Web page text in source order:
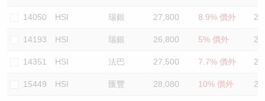
14050 HSI 瑞銀 27,800 8.9% 價外
14193 HSI 瑞銀 26,800 5% 價外
14351 HSI 法巴 27,500 7.7% 價外
15449 HSI 匯豐 28,080 10% 價外